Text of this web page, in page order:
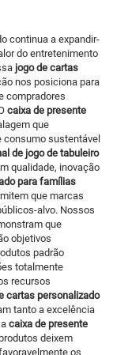
continua a expandir-
do entretenimento
jogo de cartas
nos posiciona para
compradores
caixa de presente
que
sustentável
de jogo de tabuleiro
qualidade, inovação
para famílias
que marcas
alvo. Nossos
que
objetivos
padrão
totalmente
recursos
cartas personalizado
tanto a excelência
caixa de presente
deixem
os